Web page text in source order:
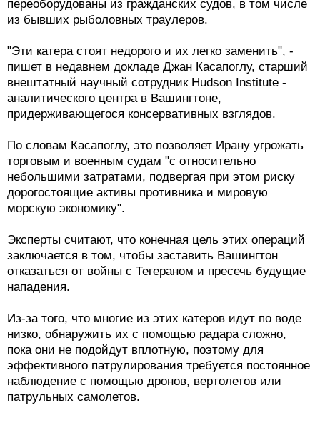
переоборудованы из гражданских судов, в том числе
из бывших рыболовных траулеров.
"Эти катера стоят недорого и их легко заменить", -
пишет в недавнем докладе Джан Касапоглу, старший
внештатный научный сотрудник Hudson Institute -
аналитического центра в Вашингтоне,
придерживающегося консервативных взглядов.
По словам Касапоглу, это позволяет Ирану угрожать
торговым и военным судам "с относительно
небольшими затратами, подвергая при этом риску
дорогостоящие активы противника и мировую
морскую экономику".
Эксперты считают, что конечная цель этих операций
заключается в том, чтобы заставить Вашингтон
отказаться от войны с Тегераном и пресечь будущие
нападения.
Из-за того, что многие из этих катеров идут по воде
низко, обнаружить их с помощью радара сложно,
пока они не подойдут вплотную, поэтому для
эффективного патрулирования требуется постоянное
наблюдение с помощью дронов, вертолетов или
патрульных самолетов.